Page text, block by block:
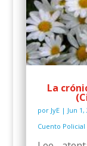
La
por JyE| Jun 1,
Cuento Policial